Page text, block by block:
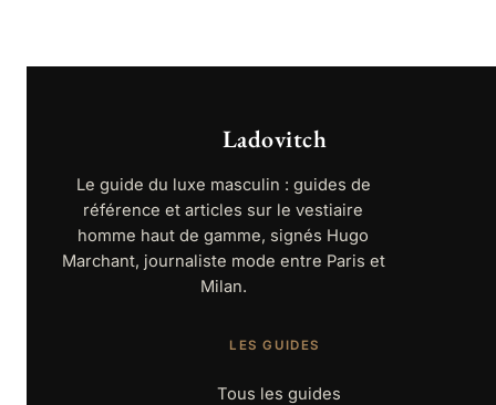
Ladovitch
Le guide du luxe masculin : guides de
référence et articles sur le vestiaire
homme haut de gamme, signés Hugo
Marchant, journaliste mode entre Paris et
Milan.
LES GUIDES
Tous les guides